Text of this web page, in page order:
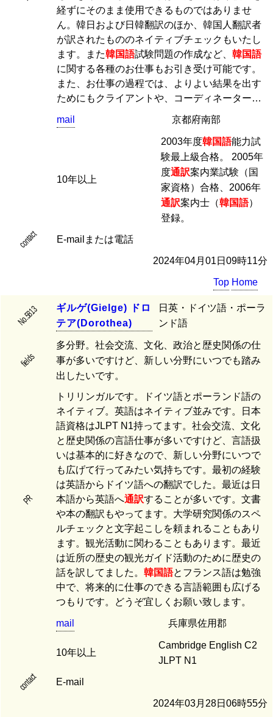
経ずにそのまま使用できるものではありませ
ん。韓日および日韓翻訳のほか、韓国人翻訳者
が訳されたもののネイティブチェックもいたし
ます。また韓国語試験問題の作成など、 韓国語
に関する各種のお仕事もお引き受け可能です。
また、お仕事の過程では、よりよい結果を出す
ためにもクライアントや、コーディネーター…
mail 京都府南部
10年以上
2003年度韓国語能力試
験最上級合格。 2005年
度通訳案内業試験（国
家資格）合格、2006年
通訳案内士（韓国語）
登録。
contact E-mailまたは電話
2024年04月01日09時11分
Top Home
No.5813 ギルゲ(Gie ge) ド ロ
テア( Dorot hea)
日英・ドイツ語・ポーラ
ンド語
fields
多分野。社会交流、文化、政治と歴史関係の仕
事が多いですけど、新しい分野にいつでも踏み
出したいです。
PR
トリリンガルです。ドイツ語とポーランド語の
ネイティブ。英語はネイティブ並みです。日本
語資格はJLPT N1持ってます。社会交流、文化
と歴史関係の言語仕事が多いですけど、言語扱
いは基本的に好きなので、新しい分野にいつで
も広げて行ってみたい気持ちです。最初の経験
は英語からドイツ語への翻訳でした。最近は日
本語から英語へ通訳することが多いです。文書
や本の翻訳もやってます。大学研究関係のスペ
ルチェックと文字起こしを頼まれることもあり
ます。観光活動に関わることもあります。最近
は近所の歴史の観光ガイド活動のために歴史の
話を訳してました。 韓国語とフランス語は勉強
中で、将来的に仕事のできる言語範囲も広げる
つもりです。どうぞ宜しくお願い致します。
mail 兵庫県佐用郡
10年以上
Cambridge English C2
JLPT N1
contact E-mail
2024年03月28日06時55分